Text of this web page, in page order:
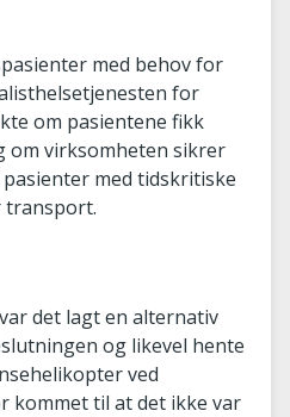
med behov for
for
om pasientene fikk
om virksomheten sikrer
med tidskritiske
transport.
det lagt en alternativ
og likevel hente
ved
kommet til at det ikke var